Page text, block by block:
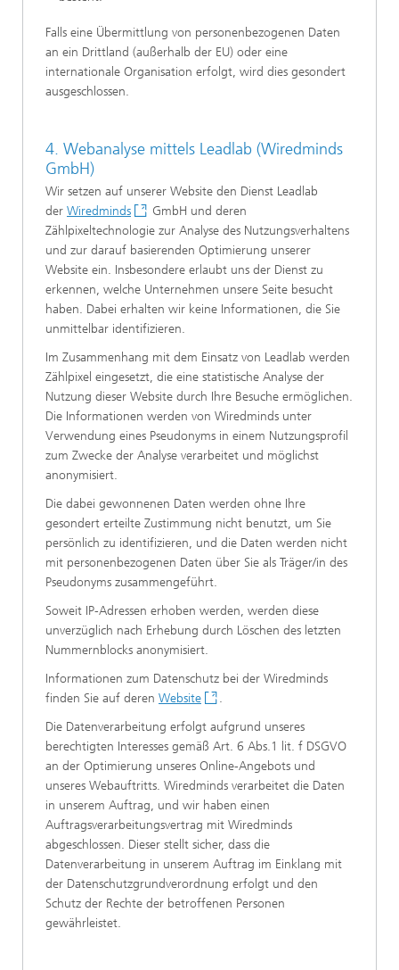
Falls eine Übermittlung von personenbezogenen Daten
an ein Drittland (außerhalb der EU) oder eine
internationale Organisation erfolgt, wird dies gesondert
ausgeschlossen.
4. Webanalyse mittels Leadlab (Wiredminds
GmbH)
Wir setzen auf unserer Website den Dienst Leadlab
der Wiredminds
GmbH und deren
Zählpixeltechnologie zur Analyse des Nutzungsverhaltens
und zur darauf basierenden Optimierung unserer
Website ein. Insbesondere erlaubt uns der Dienst zu
erkennen, welche Unternehmen unsere Seite besucht
haben. Dabei erhalten wir keine Informationen, die Sie
unmittelbar identifizieren.
Im Zusammenhang mit dem Einsatz von Leadlab werden
Zählpixel eingesetzt, die eine statistische Analyse der
Nutzung dieser Website durch Ihre Besuche ermöglichen.
Die Informationen werden von Wiredminds unter
Verwendung eines Pseudonyms in einem Nutzungsprofil
zum Zwecke der Analyse verarbeitet und möglichst
anonymisiert.
Die dabei gewonnenen Daten werden ohne Ihre
gesondert erteilte Zustimmung nicht benutzt, um Sie
persönlich zu identifizieren, und die Daten werden nicht
mit personenbezogenen Daten über Sie als Träger/in des
Pseudonyms zusammengeführt.
Soweit IP-Adressen erhoben werden, werden diese
unverzüglich nach Erhebung durch Löschen des letzten
Nummernblocks anonymisiert.
Informationen zum Datenschutz bei der Wiredminds
finden Sie auf deren Website
.
Die Datenverarbeitung erfolgt aufgrund unseres
berechtigten Interesses gemäß Art. 6 Abs.1 lit. f DSGVO
an der Optimierung unseres Online-Angebots und
unseres Webauftritts. Wiredminds verarbeitet die Daten
in unserem Auftrag, und wir haben einen
Auftragsverarbeitungsvertrag mit Wiredminds
abgeschlossen. Dieser stellt sicher, dass die
Datenverarbeitung in unserem Auftrag im Einklang mit
der Datenschutzgrundverordnung erfolgt und den
Schutz der Rechte der betroffenen Personen
gewährleistet.